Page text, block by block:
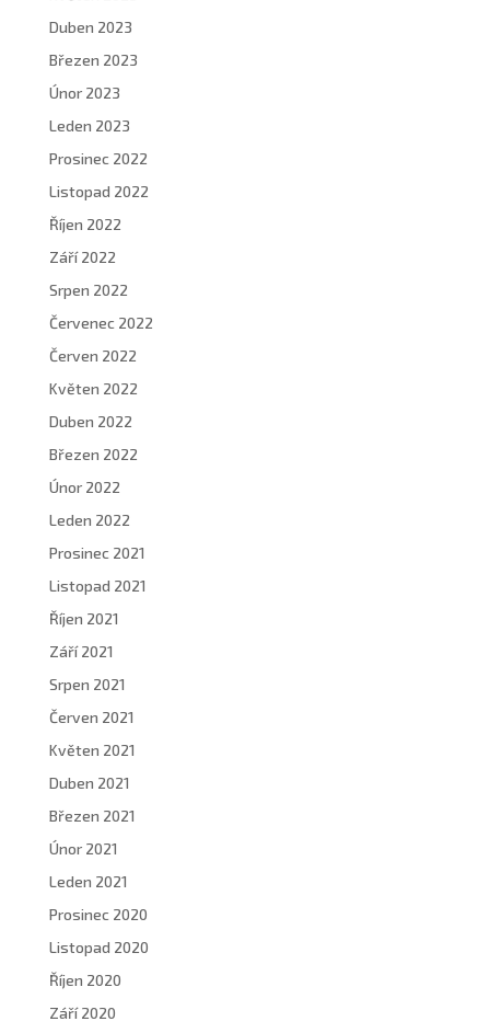
Duben 2023
Březen 2023
Únor 2023
Leden 2023
Prosinec 2022
Listopad 2022
Říjen 2022
Září 2022
Srpen 2022
Červenec 2022
Červen 2022
Květen 2022
Duben 2022
Březen 2022
Únor 2022
Leden 2022
Prosinec 2021
Listopad 2021
Říjen 2021
Září 2021
Srpen 2021
Červen 2021
Květen 2021
Duben 2021
Březen 2021
Únor 2021
Leden 2021
Prosinec 2020
Listopad 2020
Říjen 2020
Září 2020